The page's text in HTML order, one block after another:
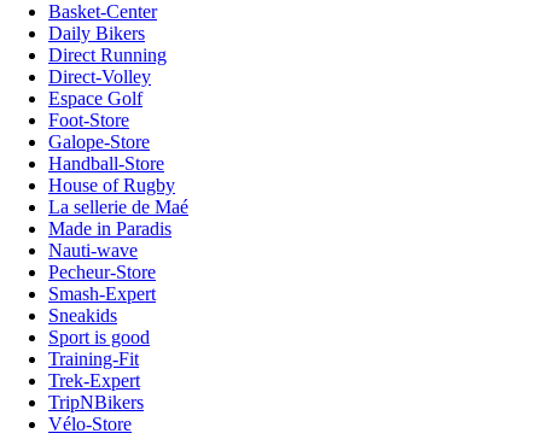
Basket-Center
Daily Bikers
Direct Running
Direct-Volley
Espace Golf
Foot-Store
Galope-Store
Handball-Store
House of Rugby
La sellerie de Maé
Made in Paradis
Nauti-wave
Pecheur-Store
Smash-Expert
Sneakids
Sport is good
Training-Fit
Trek-Expert
TripNBikers
Vélo-Store